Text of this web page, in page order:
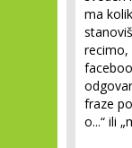
ma
recimo,
fraze
o...“ ili